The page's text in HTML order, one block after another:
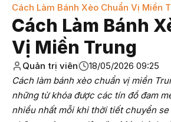
Cách Làm Bánh Xèo Chuẩn Vị Miền
Cách Làm Bánh
Vị Miền Trung
Quản trị viên
18/05/2026 09:25
Cách làm bánh xèo chuẩn vị miền
những từ khóa được các tín đồ đam
nhiều nhất mỗi khi thời tiết chuyển se